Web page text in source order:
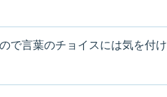
で言葉のチョイスには気を付け